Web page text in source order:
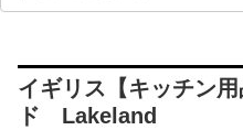
イギリス【キッチン
ド Lakeland